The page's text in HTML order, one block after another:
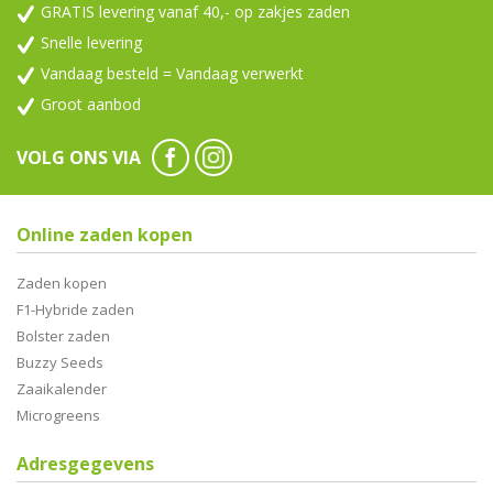
GRATIS levering vanaf 40,- op zakjes zaden
Snelle levering
Vandaag besteld = Vandaag verwerkt
Groot aanbod
VOLG ONS VIA
Online zaden kopen
Zaden kopen
F1-Hybride zaden
Bolster zaden
Buzzy Seeds
Zaaikalender
Microgreens
Adresgegevens